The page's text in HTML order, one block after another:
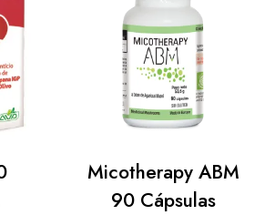
Micotherapy ABM
90 Cápsulas